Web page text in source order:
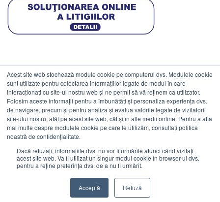
Acest site web stochează module cookie pe computerul dvs. Modulele cookie
sunt utilizate pentru colectarea informațiilor legate de modul în care
interacționați cu site-ul nostru web și ne permit să vă reținem ca utilizator.
Folosim aceste informații pentru a îmbunătăți și personaliza experiența dvs.
de navigare, precum și pentru analiza și evalua valorile legate de vizitatorii
site-ului nostru, atât pe acest site web, cât și în alte medii online. Pentru a afla
mai multe despre modulele cookie pe care le utilizăm, consultați politica
noastră de confidențialitate.
Dacă refuzați, informațiile dvs. nu vor fi urmărite atunci când vizitați
acest site web. Va fi utilizat un singur modul cookie în browser-ul dvs.
pentru a reține preferința dvs. de a nu fi urmărit.
Acceptă Refuză
DATE COMERCIALE
ESTICO S.R.L.
CIF: RO1094402.
Reg.Com: J08/469/1991.
Visa MasterCard
Cash
On
Delivery
Stripe
Estico S.R.L. 2026. Toate drepturile rezervate.